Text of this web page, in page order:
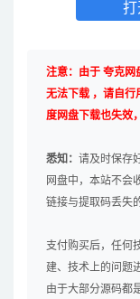
打
注意：由于 夸克网
无法下载 ，请自行
度网盘下载也失效
悉知： 请及时保存
网盘中，本站不会
链接与提取码丢失
支付购买后，任何
建、技术上的问题
由于大部分源码都